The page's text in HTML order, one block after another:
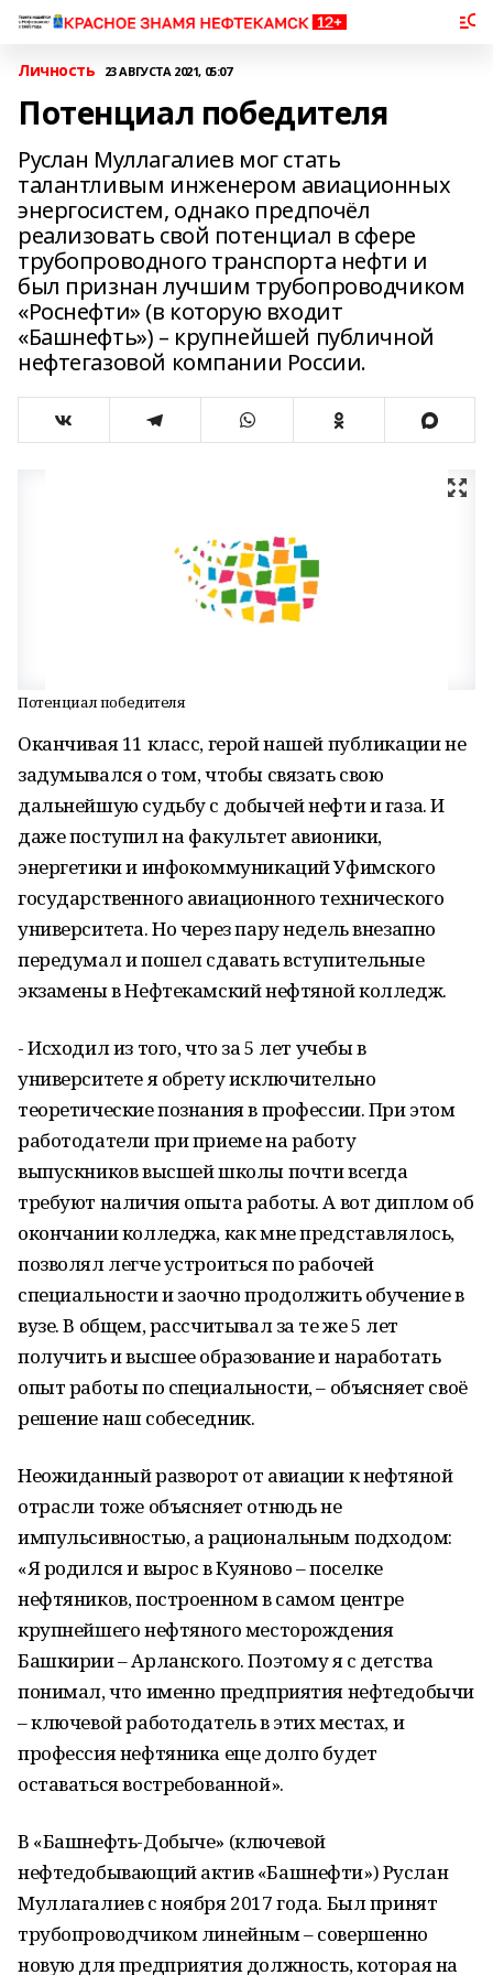
Личность 23 АВГУСТА 2021, 05:07
Потенциал победителя
Руслан Муллагалиев мог стать
талантливым инженером авиационных
энергосистем, однако предпочёл
реализовать свой потенциал в сфере
трубопроводного транспорта нефти и
был признан лучшим трубопроводчиком
«Роснефти» (в которую входит
«Башнефть») – крупнейшей публичной
нефтегазовой компании России.
Потенциал победителя
Оканчивая 11 класс, герой нашей публикации не
задумывался о том, чтобы связать свою
дальнейшую судьбу с добычей нефти и газа. И
даже поступил на факультет авионики,
энергетики и инфокоммуникаций Уфимского
государственного авиационного технического
университета. Но через пару недель внезапно
передумал и пошел сдавать вступительные
экзамены в Нефтекамский нефтяной колледж.
- Исходил из того, что за 5 лет учебы в
университете я обрету исключительно
теоретические познания в профессии. При этом
работодатели при приеме на работу
выпускников высшей школы почти всегда
требуют наличия опыта работы. А вот диплом об
окончании колледжа, как мне представлялось,
позволял легче устроиться по рабочей
специальности и заочно продолжить обучение в
вузе. В общем, рассчитывал за те же 5 лет
получить и высшее образование и наработать
опыт работы по специальности, – объясняет своё
решение наш собеседник.
Неожиданный разворот от авиации к нефтяной
отрасли тоже объясняет отнюдь не
импульсивностью, а рациональным подходом:
«Я родился и вырос в Куяново – поселке
нефтяников, построенном в самом центре
крупнейшего нефтяного месторождения
Башкирии – Арланского. Поэтому я с детства
понимал, что именно предприятия нефтедобычи
– ключевой работодатель в этих местах, и
профессия нефтяника еще долго будет
оставаться востребованной».
В «Башнефть-Добыче» (ключевой
нефтедобывающий актив «Башнефти») Руслан
Муллагалиев с ноября 2017 года. Был принят
трубопроводчиком линейным – совершенно
новую для предприятия должность, которая на